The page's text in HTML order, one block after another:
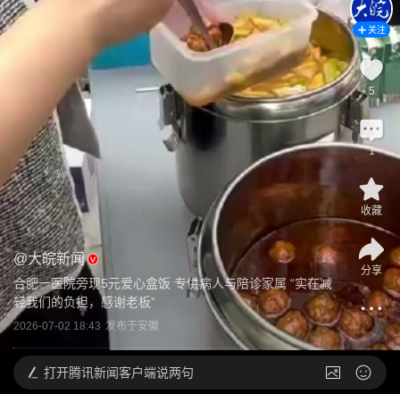
@大皖新闻
合肥一医院旁现5元爱心盒饭 专供病人与陪诊家属 “实在减
轻我们的负担，感谢老板”
2026-07-02 18:43 发布于安徽
关注
5
1
收藏
分享
打开腾讯新闻客户端说两句